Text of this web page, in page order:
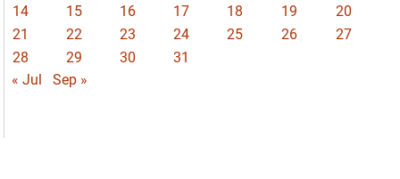
14
15 16 17 18 19
20
21
22 23 24 25 26
27
28
29 30
31
« Jul
Sep »